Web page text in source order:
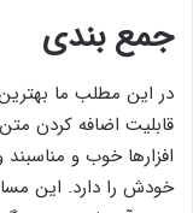
جمع بندی
در این مطلب ما
قابلیت اضافه کردن
افزارها خوب و
خودش را دارد. این